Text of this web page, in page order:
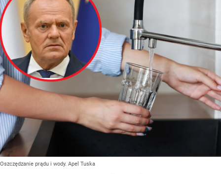
Oszczędzanie prądu i wody. Apel Tuska